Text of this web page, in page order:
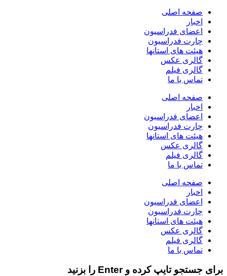
صفحه اصلی
اخبار
اعضای فدراسیون
چارت فدراسیون
هیئت های استانها
گالری عکس
گالری فیلم
تماس با ما
صفحه اصلی
اخبار
اعضای فدراسیون
چارت فدراسیون
هیئت های استانها
گالری عکس
گالری فیلم
تماس با ما
صفحه اصلی
اخبار
اعضای فدراسیون
چارت فدراسیون
هیئت های استانها
گالری عکس
گالری فیلم
تماس با ما
برای جستجو تایپ کرده و Enter را بزنید